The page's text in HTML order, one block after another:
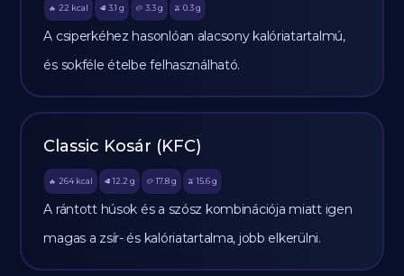
🔥 22 kcal 🥩 3.1 g 🥔 3.3g 🫒 0.3 g
A csiperkéhez hasonlóan alacsony kalóriatartalmú,
és sokféle ételbe felhasználható.
Classic Kosár (KFC)
🔥 264 kcal 🥩 12.2 g 🥔 17.8g 🫒 15.6 g
A rántott húsok és a szósz kombinációja miatt igen
magas a zsír- és kalóriatartalma, jobb elkerülni.